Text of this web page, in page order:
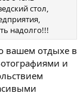
стол,
надолго!!!
вашем отдыхе в
и